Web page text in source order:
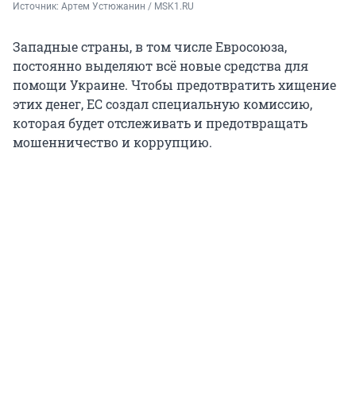
Источник: Артем Устюжанин / MSK1.RU
Западные страны, в том числе Евросоюза,
постоянно выделяют всё новые средства для
помощи Украине. Чтобы предотвратить хищение
этих денег, ЕС создал специальную комиссию,
которая будет отслеживать и предотвращать
мошенничество и коррупцию.